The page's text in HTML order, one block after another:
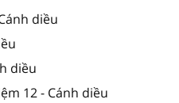
diều
diều
12 - Cánh diều